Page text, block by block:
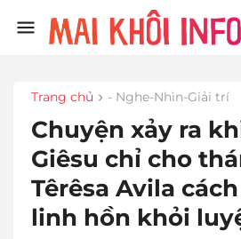
Trang chủ - Nghe-Nhìn-Giải trí
Chuyện xảy ra
Giêsu chỉ cho
Têrêsa Avila
linh hồn khỏi